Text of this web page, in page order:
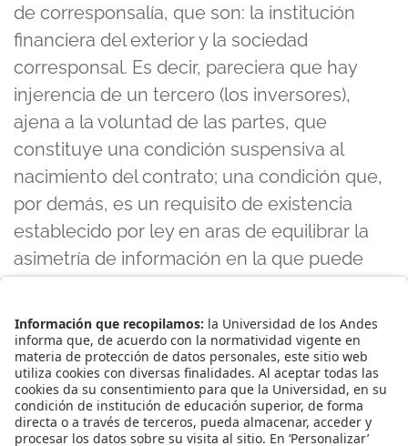
de corresponsalía, que son: la institución
financiera del exterior y la sociedad
corresponsal. Es decir, pareciera que hay
injerencia de un tercero (los inversores),
ajena a la voluntad de las partes, que
constituye una condición suspensiva al
nacimiento del contrato; una condición que,
por demás, es un requisito de existencia
establecido por ley en aras de equilibrar la
asimetría de información en la que puede
celebrar negocios jurídicos con una entidad
financiera del exterior. Este es un caso, si se
quiere, particular, pues es un contrato en el
que la condición suspensiva – hecho futuro
e incierto- es impuesta por el legislador y no